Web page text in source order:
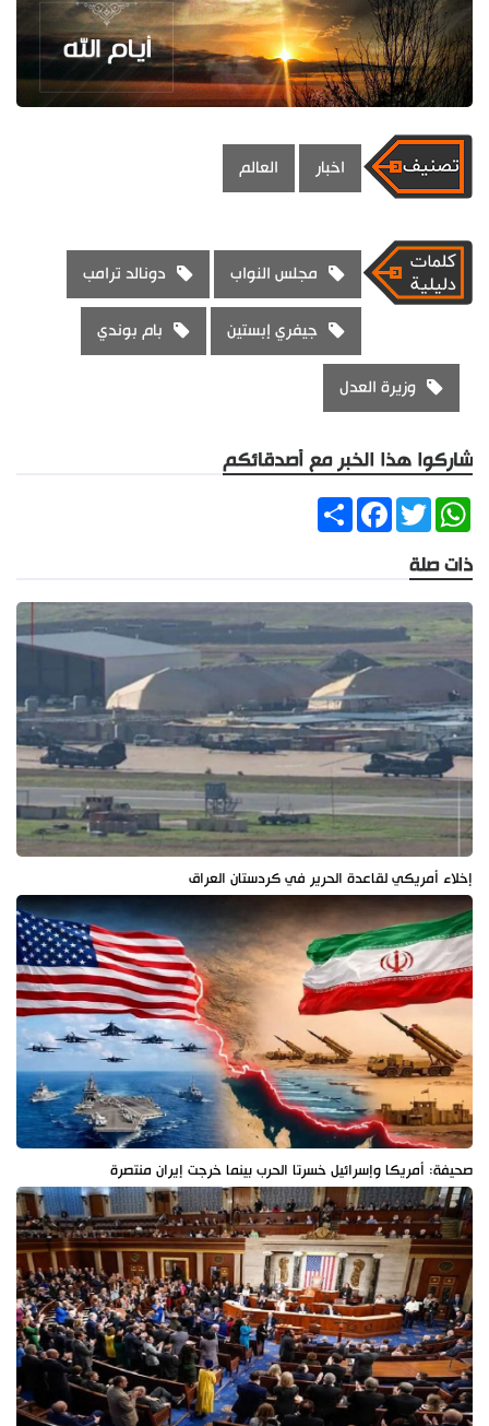
اخبار العالم
مجلس النواب دونالد ترامب
جيفري إبستين بام بوندي
وزيرة العدل
شاركوا هذا الخبر مع أصدقائكم
ShareFacebookTwitter
WhatsApp
ذات صلة
إخلاء أمريكي لقاعدة الحرير في كردستان العراق
صحيفة: أمريكا وإسرائيل خسرتا الحرب بينما خرجت إيران منتصرة